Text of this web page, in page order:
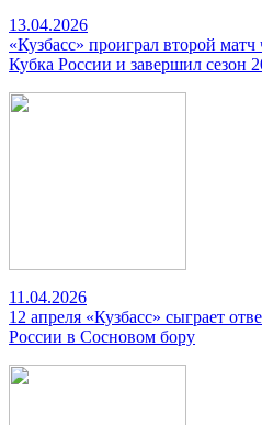
13.04.2026
«Кузбасс» проиграл второй
Кубка России и завершил сезон
11.04.2026
12 апреля «Кузбасс» сыграет
России в Сосновом бору